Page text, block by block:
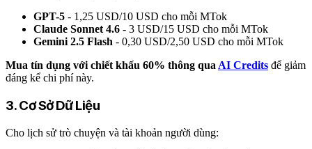
GPT-5 - 1,25 USD/10 USD cho mỗi MTok
Claude Sonnet 4.6 - 3 USD/15 USD cho mỗi MTok
Gemini 2.5 Flash - 0,30 USD/2,50 USD cho mỗi MTok
Mua tín dụng với chiết khấu 60% thông quaAI Credits để giảm
đáng kể chi phí này.
3. Cơ Sở Dữ Liệu
Cho lịch sử trò chuyện và tài khoản người dùng: